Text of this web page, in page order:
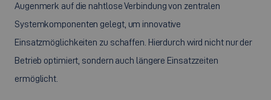
Augenmerk auf die nahtlose Verbindung von zentralen
Systemkomponenten gelegt, um innovative
Einsatzmöglichkeiten zu schaffen. Hierdurch wird nicht nur der
Betrieb optimiert, sondern auch längere Einsatzzeiten
ermöglicht.